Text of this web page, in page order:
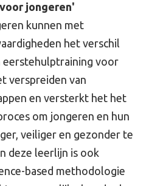
jongeren'
kunnen met
het verschil
eerstehulptraining voor
verspreiden van
en versterkt het het
om jongeren en hun
veiliger en gezonder te
deze leerlijn is ook
based methodologie